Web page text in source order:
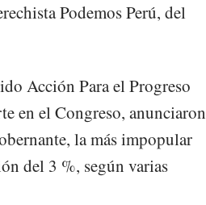
Podemos Perú, del
Acción Para el Progreso
en el Congreso, anunciaron
la más impopular
del 3 %, según varias